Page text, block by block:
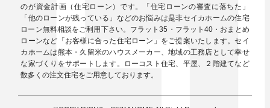
のが資金計画（住宅ローン）です。「住宅ローンの審査に落ちた」
「他のローンが残っている」などのお悩みは是非セイカホームの住宅
ローン無料相談をご利用下さい。フラット35・フラット40・おまとめ
ローンなど「お客様に合った住宅ローン」をご提案いたします。セイ
カホームは熊本・久留米のハウスメーカー、地域の工務店として幸せ
な家づくりをサポートします。ローコスト住宅、平屋、２階建てなど
数多くの注文住宅をご用意しております。